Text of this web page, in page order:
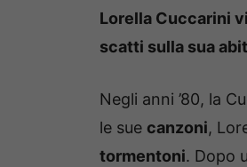
Lorella Cuccarini
scatti sulla sua
Negli anni ’80, la
le sue canzoni,
tormentoni. Dopo